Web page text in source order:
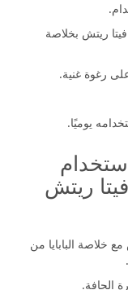
ريتش بخلاصة
رغوة غنية.
يوميًا.
ريتش
خلاصة البابايا من
الجافة.